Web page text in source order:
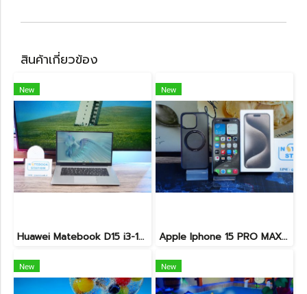
สินค้าเกี่ยวข้อง
New
Huawei Matebook D15 i3-10110U Ram8 256GB M.2 จอ15.6นิ้ว FHD IPS 60hz สเปคทำงานทั่วไป หน้าจอใหญ่ ดีไซน์เครื่องบางเบา เครื่องพร้อมใช้งาน ขายถูกเพียง 6,990.-เท่านั้น
New
Apple Iphone 15 PRO MAX NATURAL TITANIUM 256GB สุขภาพแบต 87% อุปกรณ์ครบกล่อง ขายเพียง 11,990.-
New New